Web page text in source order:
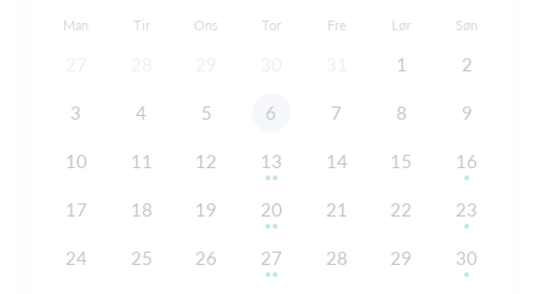
Man Tir Ons Tor Fre Lør Søn
1 2
3 4 5 6 7 8 9
10 11 12 13 14 15 16
17 18 19 20 21 22 23
24 25 26 27 28 29 30